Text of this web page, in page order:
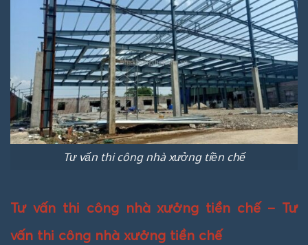
Tư vấn thi công nhà xưởng tiền chế
Tư vấn thi công nhà xưởng tiền chế – Tư
vấn thi công nhà xưởng tiền chế